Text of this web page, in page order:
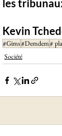
les
Kevin
#Gims#Demdem#
Société